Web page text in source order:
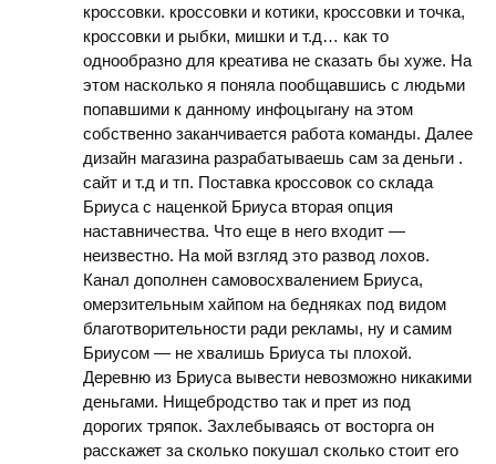
кроссовки. кроссовки и котики, кроссовки и точка,
кроссовки и рыбки, мишки и т.д… как то
однообразно для креатива не сказать бы хуже. На
этом насколько я поняла пообщавшись с людьми
попавшими к данному инфоцыгану на этом
собственно заканчивается работа команды. Далее
дизайн магазина разрабатываешь сам за деньги .
сайт и т.д и тп. Поставка кроссовок со склада
Бриуса с наценкой Бриуса вторая опция
наставничества. Что еще в него входит —
неизвестно. На мой взгляд это развод лохов.
Канал дополнен самовосхвалением Бриуса,
омерзительным хайпом на бедняках под видом
благотворительности ради рекламы, ну и самим
Бриусом — не хвалишь Бриуса ты плохой.
Деревню из Бриуса вывести невозможно никакими
деньгами. Нищебродство так и прет из под
дорогих тряпок. Захлебываясь от восторга он
расскажет за сколько покушал сколько стоит его